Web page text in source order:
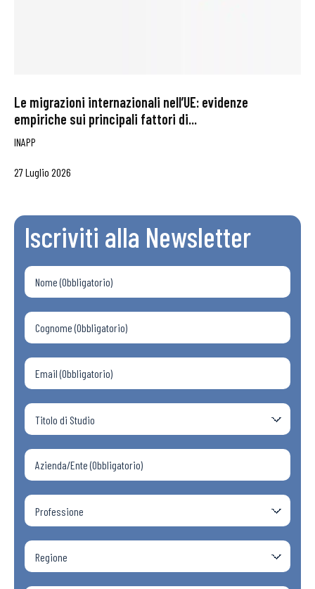
Le migrazioni internazionali nell’UE: evidenze
empiriche sui principali fattori di...
INAPP
27 Luglio 2026
Iscriviti alla Newsletter